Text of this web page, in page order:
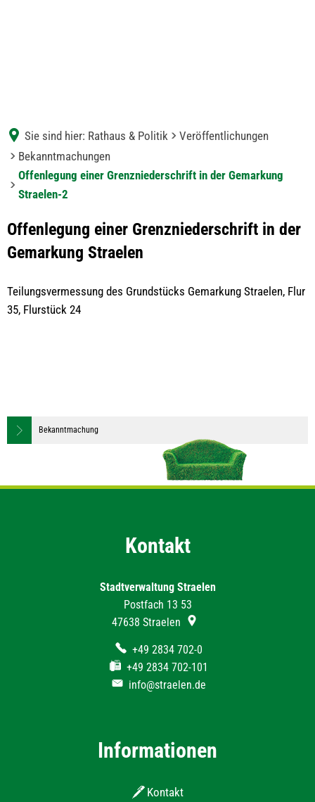
Sie sind hier: Rathaus & Politik
Veröffentlichungen
Bekanntmachungen
Offenlegung einer Grenzniederschrift in der Gemarkung
Straelen-2
Offenlegung einer Grenzniederschrift in der
Gemarkung Straelen
Teilungsvermessung des Grundstücks Gemarkung Straelen, Flur
35, Flurstück 24
Bekanntmachung
Kontakt
Stadtverwaltung Straelen
Postfach 13 53
47638 Straelen
+49 2834 702-0
+49 2834 702-101
info@straelen.de
Informationen
Kontakt